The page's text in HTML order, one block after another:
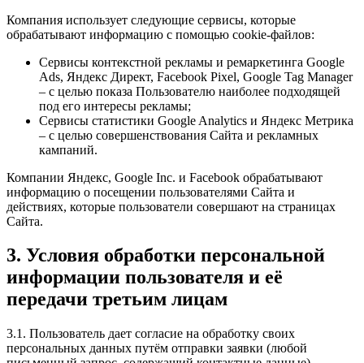
Компания использует следующие сервисы, которые
обрабатывают информацию с помощью cookie-файлов:
Сервисы контекстной рекламы и ремаркетинга Google
Ads, Яндекс Директ, Facebook Pixel, Google Tag Manager
– с целью показа Пользователю наиболее подходящей
под его интересы рекламы;
Сервисы статистики Google Analytics и Яндекс Метрика
– с целью совершенствования Сайта и рекламных
кампаний.
Компании Яндекс, Google Inc. и Facebook обрабатывают
информацию о посещении пользователями Сайта и
действиях, которые пользователи совершают на страницах
Сайта.
3. Условия обработки персональной
информации пользователя и её
передачи третьим лицам
3.1. Пользователь дает согласие на обработку своих
персональных данных путём отправки заявки (любой